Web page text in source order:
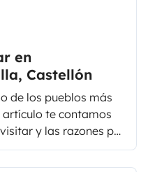
en
Castellón
de los pueblos más
artículo te contamos
y las razones por
es una
zona.